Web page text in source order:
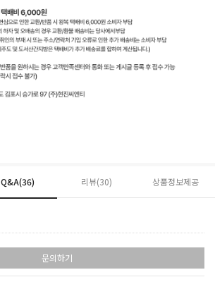
Q&A(36) 리뷰(30) 상품정보제공
문의하기